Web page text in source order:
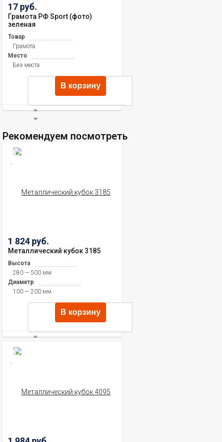
17 руб.
Грамота РФ Sport (фото)
зеленая
Товар
Грамота
Место
Без места
В корзину
Рекомендуем посмотреть
1 824 руб.
Металлический кубок 3185
Высота
280 — 500 мм
Диаметр
100 — 200 мм
В корзину